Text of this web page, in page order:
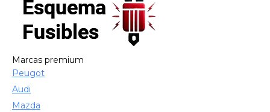
Marcas premium
Peugot
Audi
Mazda